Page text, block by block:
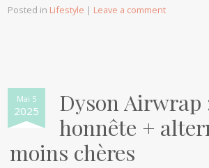
Posted in Lifestyle | Leave a comment
Mai 5
2025
Dyson Airwrap
honnête +
moins chères